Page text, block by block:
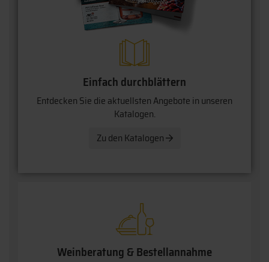
Einfach durchblättern
Entdecken Sie die aktuellsten Angebote in unseren
Katalogen.
Zu den Katalogen
Weinberatung & Bestellannahme